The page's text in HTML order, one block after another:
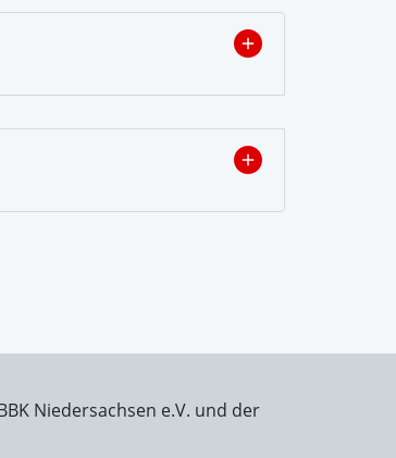
Niedersachsen e.V. und der